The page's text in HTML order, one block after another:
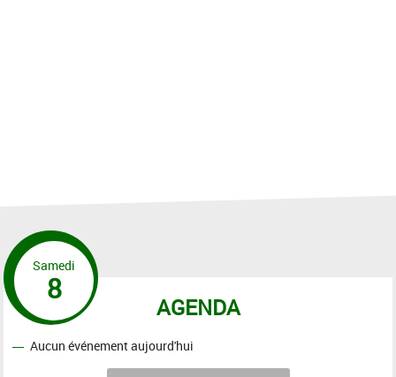
AGENDA
Samedi
8
Aucun événement aujourd'hui